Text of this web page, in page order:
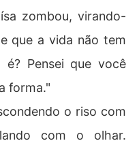
zombou, virando-
que a vida não tem
é? Pensei que você
forma."
o riso com
com o olhar.